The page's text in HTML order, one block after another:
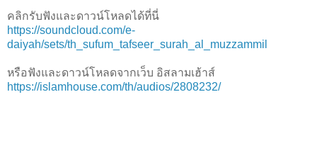
คลิกรับฟังและดาวน์โหลดได้ที่นี่
https://soundcloud.com/e-
daiyah/sets/th_sufum_tafseer_surah_al_muzzammil
หรือฟังและดาวน์โหลดจากเว็บ อิสลามเฮ้าส์
https://islamhouse.com/th/audios/2808232/